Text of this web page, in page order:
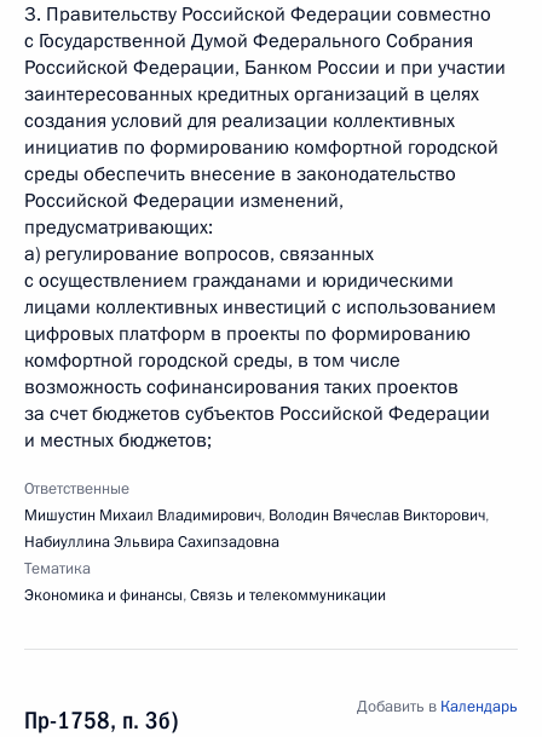
3. Правительству Российской Федерации совместно
с Государственной Думой Федерального Собрания
Российской Федерации, Банком России и при участии
заинтересованных кредитных организаций в целях
создания условий для реализации коллективных
инициатив по формированию комфортной городской
среды обеспечить внесение в законодательство
Российской Федерации изменений,
предусматривающих:
а) регулирование вопросов, связанных
с осуществлением гражданами и юридическими
лицами коллективных инвестиций с использованием
цифровых платформ в проекты по формированию
комфортной городской среды, в том числе
возможность софинансирования таких проектов
за счет бюджетов субъектов Российской Федерации
и местных бюджетов;
Ответственные
Мишустин Михаил Владимирович, Володин Вячеслав Викторович,
Набиуллина Эльвира Сахипзадовна
Тематика
Экономика и финансы,Связь и телекоммуникации
Пр-1758, п. 3б)
Добавить в Календарь